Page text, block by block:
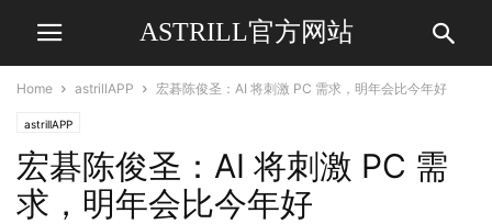
ASTRILL官方网站
Home astrillAPP 宏碁陈俊圣：AI 将刺激 PC 需求，明年会比今年好
astrillAPP
宏碁陈俊圣：AI 将刺激 PC 需
求，明年会比今年好